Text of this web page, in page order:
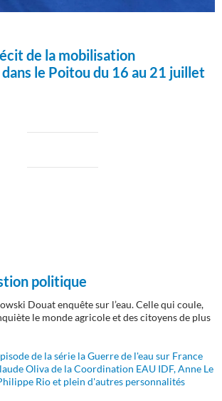
de la mobilisation
le Poitou du 16 au 21 juillet
politique
Douat enquête sur l’eau. Celle qui coule,
le monde agricole et des citoyens de plus
de la série la Guerre de l'eau sur France
Oliva de la Coordination EAU IDF, Anne Le
Rio et plein d'autres personnalités